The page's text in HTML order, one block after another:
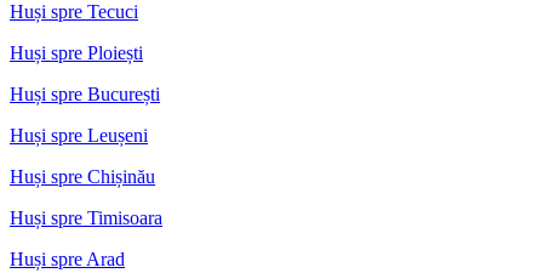
Huși spre Tecuci
Huși spre Ploiești
Huși spre București
Huși spre Leușeni
Huși spre Chișinău
Huși spre Timisoara
Huși spre Arad